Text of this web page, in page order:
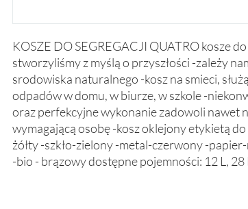
KOSZE DO SEGREGACJI QUATRO kosze
stworzyliśmy z myślą o przyszłości -zależy
srodowiska naturalnego -kosz na smieci,
odpadów w domu, w biurze, w szkole -
oraz perfekcyjne wykonanie zadowoli nawet
wymagającą osobę -kosz oklejony etykietą
żółty -szkło-zielony -metal-czerwony -
-bio - brązowy dostępne pojemności: 12 L, 28